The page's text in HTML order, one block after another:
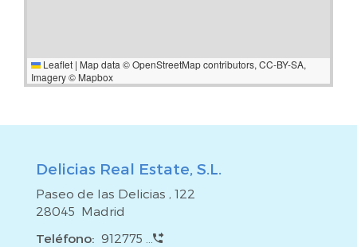
Leaflet | Map data ©OpenStreetMapcontributors, CC-BY-SA,
Imagery © Mapbox
Delicias Real Estate, S.L.
Paseo de las Delicias , 122
28045 Madrid
Teléfono: 912775 ...